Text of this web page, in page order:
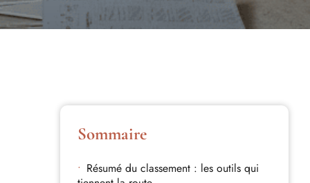
Sommaire
Résumé du classement : les outils qui